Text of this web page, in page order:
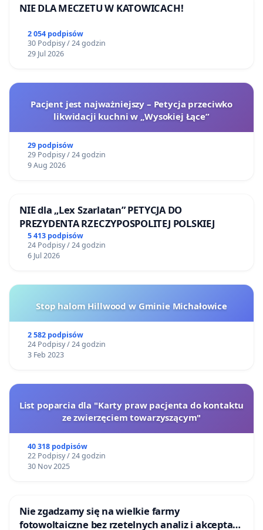
NIE DLA MECZETU W KATOWICACH!
2 054 podpisów
30 Podpisy / 24 godzin
29 Jul 2026
Pacjent jest najważniejszy – Petycja przeciwko
likwidacji kuchni w „Wysokiej Łące”
29 podpisów
29 Podpisy / 24 godzin
9 Aug 2026
NIE dla „Lex Szarlatan” PETYCJA DO
PREZYDENTA RZECZYPOSPOLITEJ POLSKIEJ
5 413 podpisów
24 Podpisy / 24 godzin
6 Jul 2026
Stop halom Hillwood w Gminie Michałowice
2 582 podpisów
24 Podpisy / 24 godzin
3 Feb 2023
List poparcia dla "Karty praw pacjenta do kontaktu
ze zwierzęciem towarzyszącym"
40 318 podpisów
22 Podpisy / 24 godzin
30 Nov 2025
Nie zgadzamy się na wielkie farmy
fotowoltaiczne bez rzetelnych analiz i akceptacji